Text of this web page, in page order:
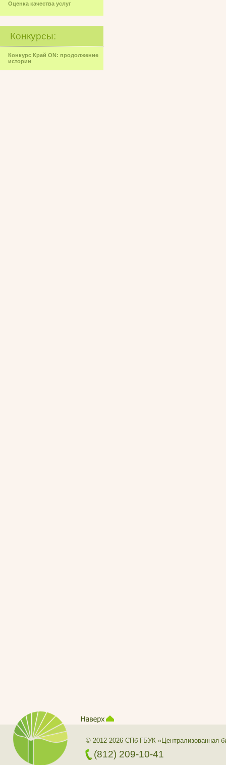
Оценка качества услуг
Конкурсы:
Конкурс Край ON: продолжение
истории
© 2012-2026 СПб ГБУК «Централизованная
(812) 209-10-41